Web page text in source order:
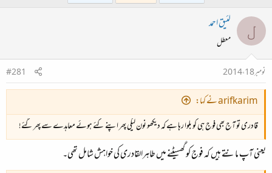
ب
ڑ
ی
د
ا
ء
ل لئیق احمد
معطل
نومبر 18، 2014
#281
arifkarim نے کہا:
قادری تو آج بھی فوج ہی کو بلوا رہا ہے کہ دیکھو نون لیگی پھر اپنے کئے ہوئے معاہدے سے پھر گئے!
یعنی آپ مانتے ہیں کہ فوج کو گھسیٹنے میں طاہرالقادری کی خواہش شامل تھی۔